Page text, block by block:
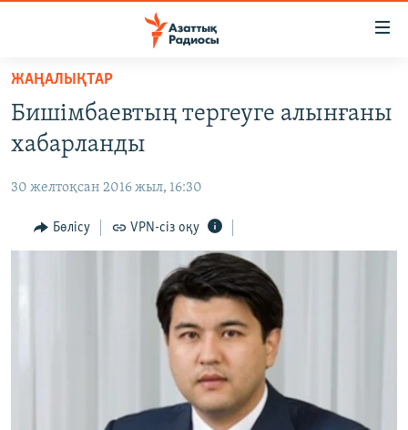
Skip
main
content
to
Navigation
Skip
ЖАҢАЛЫҚТАР
САЯСАТ
AZATTYQTV
ҚАҢТАР ОҚИҒАСЫ
АДАМ ҚҰҚЫҚТАРЫ
ЖАҢАЛЫҚТАР
Бишімбаевтың тергеуге алынғаны
хабарланды
30 желтоқсан 2016 жыл, 16:30
Бөлісу VPN-сіз оқу